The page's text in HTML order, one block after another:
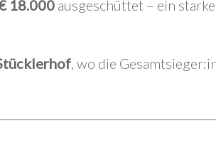
18.000 ausgeschüttet – ein
, wo die